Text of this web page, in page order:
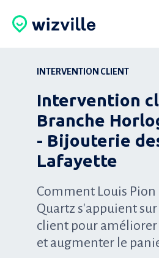
INTERVENTION CLIENT
Intervention
Branche
- Bijouterie
Lafayette
Comment Louis Pion
Quartz s'appuient
client pour améliorer
et augmenter le